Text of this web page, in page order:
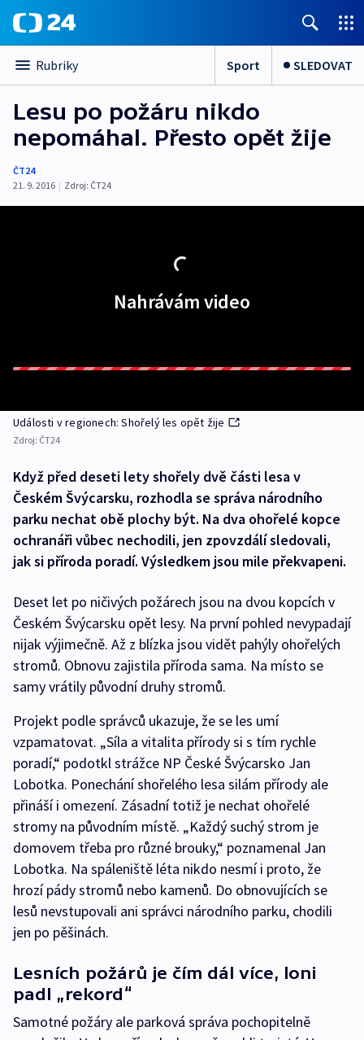
Rubriky Sport SLEDOVAT
Lesu po požáru nikdo
nepomáhal. Přesto opět žije
ČT24
21. 9. 2016 | Zdroj: ČT24
Nahrávám video
Události v regionech: Shořelý les opět žije
Zdroj: ČT24
Když před deseti lety shořely dvě části lesa v
Českém Švýcarsku, rozhodla se správa národního
parku nechat obě plochy být. Na dva ohořelé kopce
ochranáři vůbec nechodili, jen zpovzdálí sledovali,
jak si příroda poradí. Výsledkem jsou mile překvapeni.
Deset let po ničivých požárech jsou na dvou kopcích v
Českém Švýcarsku opět lesy. Na první pohled nevypadají
nijak výjimečně. Až z blízka jsou vidět pahýly ohořelých
stromů. Obnovu zajistila příroda sama. Na místo se
samy vrátily původní druhy stromů.
Projekt podle správců ukazuje, že se les umí
vzpamatovat. „Síla a vitalita přírody si s tím rychle
poradí,“ podotkl strážce NP České Švýcarsko Jan
Lobotka. Ponechání shořelého lesa silám přírody ale
přináší i omezení. Zásadní totiž je nechat ohořelé
stromy na původním místě. „Každý suchý strom je
domovem třeba pro různé brouky,“ poznamenal Jan
Lobotka. Na spáleniště léta nikdo nesmí i proto, že
hrozí pády stromů nebo kamenů. Do obnovujících se
lesů nevstupovali ani správci národního parku, chodili
jen po pěšinách.
Lesních požárů je čím dál více, loni
padl „rekord“
Samotné požáry ale parková správa pochopitelně